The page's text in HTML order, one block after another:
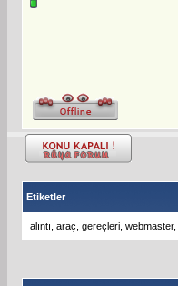
Etiketler
alıntı araç gereçleri webmaster,